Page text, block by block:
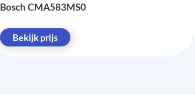
Bosch CMA583MS0
Bekijk prijs